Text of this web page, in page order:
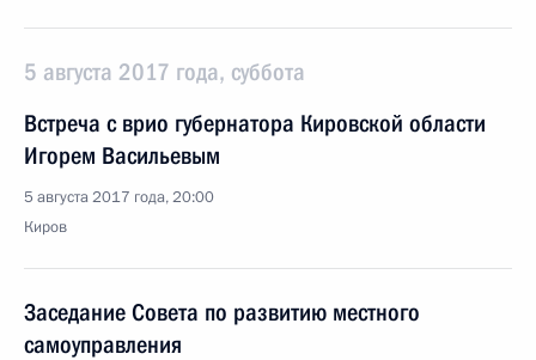
5 августа 2017 года, суббота
Встреча с врио губернатора Кировской области
Игорем Васильевым
5 августа 2017 года, 20:00
Киров
Заседание Совета по развитию местного
самоуправления